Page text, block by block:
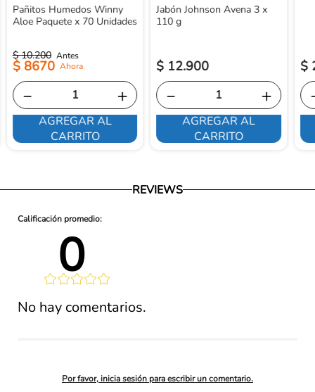
Pañitos Humedos Winny
Aloe Paquete x 70 Unidades
$ 10.200
$ 8670
＋
－
AGREGAR AL
CARRITO
Jabón Johnson Avena 3 x
110 g
$ 12.900
＋
－
AGREGAR AL
CARRITO
$
REVIEWS
0
Por favor, inicia sesión para escribir un comentario.
No hay comentarios.